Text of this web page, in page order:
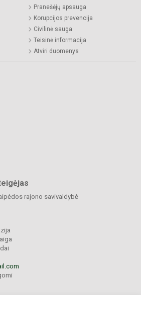
Pranešėjų apsauga
Korupcijos prevencija
Civilinė sauga
Teisinė informacija
Atviri duomenys
rajono savivaldybė